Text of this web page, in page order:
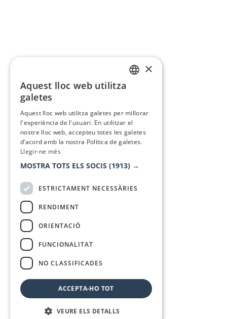
×
Aquest lloc web utilitza
galetes
Aquest lloc web utilitza galetes per millorar
l'experiència de l'usuari. En utilitzar el
nostre lloc web, accepteu totes les galetes
d’acord amb la nostra Política de galetes.
Llegir-ne més
MOSTRA TOTS ELS SOCIS (1913) →
ESTRICTAMENT NECESSÀRIES
RENDIMENT
ORIENTACIÓ
FUNCIONALITAT
NO CLASSIFICADES
ACCEPTA-HO TOT
VEURE ELS DETALLS